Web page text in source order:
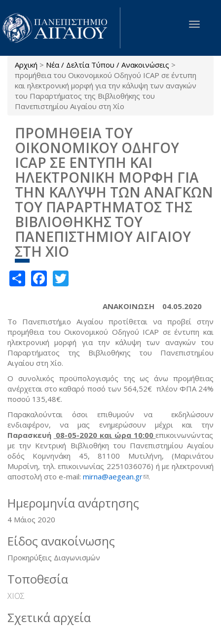
Παράκαμψη προς το κυρίως περιεχόμενο
Toggle
Είστε εδώ
Αρχική > Νέα / Δελτία Τύπου / Ανακοινώσεις >
προμήθεια του Οικονομικού Οδηγού ICAP σε έντυπη
και ηλεκτρονική μορφή για την κάλυψη των αναγκών
του Παραρτήματος της Βιβλιοθήκης του
Πανεπιστημίου Αιγαίου στη Χίο
ΠΡΟΜΗΘΕΙΑ ΤΟΥ
ΟΙΚΟΝΟΜΙΚΟΥ ΟΔΗΓΟΥ
ICAP ΣΕ ΕΝΤΥΠΗ ΚΑΙ
ΗΛΕΚΤΡΟΝΙΚΗ ΜΟΡΦΗ ΓΙΑ
ΤΗΝ ΚΑΛΥΨΗ ΤΩΝ ΑΝΑΓΚΩΝ
ΤΟΥ ΠΑΡΑΡΤΗΜΑΤΟΣ ΤΗΣ
ΒΙΒΛΙΟΘΗΚΗΣ ΤΟΥ
ΠΑΝΕΠΙΣΤΗΜΙΟΥ ΑΙΓΑΙΟΥ
ΣΤΗ ΧΙΟ
ShareFacebook
ΑΝΑΚΟΙΝΩΣΗ 04.05.2020
Το Πανεπιστήμιο Αιγαίου προτίθεται να προβεί στην
προμήθεια του Οικονομικού Οδηγού ICAP σε έντυπη και
ηλεκτρονική μορφή για την κάλυψη των αναγκών του
Παραρτήματος της Βιβλιοθήκης του Πανεπιστημίου
Αιγαίου στη Χίο.
Ο συνολικός προϋπολογισμός της ως άνω προμήθειας
ανέρχεται στο καθαρό ποσό των 564,52€ πλέον ΦΠΑ 24%
ποσού 135,48€.
Παρακαλούνται όσοι επιθυμούν να εκδηλώσουν
ενδιαφέρον, να μας ενημερώσουν μέχρι και την
Παρασκευή 08-05-2020 και ώρα 10:00επικοινωνώντας
με την Κεντρική Βιβλιοθήκη του Πανεπιστημίου Αιγαίου
οδός Κομνηνάκη 45, 81100 Μυτιλήνη, (Μαρινάτου
Μυρσίνη, τηλ. επικοινωνίας 2251036076) ή με ηλεκτρονική
αποστολή στο e-mail: mirna@aegean.gr(link sends e-mail)
.
Ημερομηνία ανάρτησης
4 Μάιος 2020
Είδος ανακοίνωσης
Προκηρύξεις Διαγωνισμών
Τοποθεσία
ΧΙΟΣ
Σχετικά αρχεία